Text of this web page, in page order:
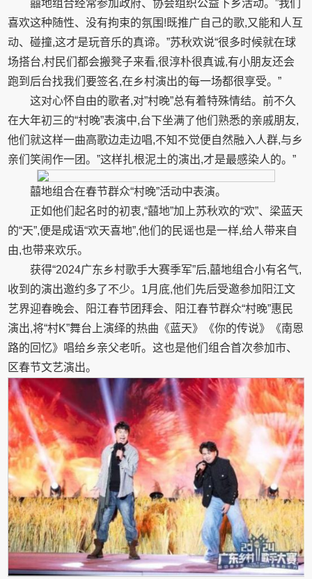
囍地组合经常参加政府、协会组织公益下乡活动。”我们
喜欢这种随性、没有拘束的氛围!既推广自己的歌,又能和人互
动、碰撞,这才是玩音乐的真谛。”苏秋欢说“很多时候就在球
场搭台,村民们都会搬凳子来看,很淳朴很真诚,有小朋友还会
跑到后台找我们要签名,在乡村演出的每一场都很享受。”
这对心怀自由的歌者,对”村晚”总有着特殊情结。前不久
在大年初三的“村晚”表演中,台下坐满了他们熟悉的亲戚朋友,
他们就这样一曲高歌边走边唱,不知不觉便自然融入人群,与乡
亲们笑闹作一团。”这样扎根泥土的演出,才是最感染人的。”
囍地组合在春节群众“村晚”活动中表演。
正如他们起名时的初衷,“囍地”加上苏秋欢的“欢”、梁蓝天
的“天”,便是成语“欢天喜地”,他们的民谣也是一样,给人带来自
由,也带来欢乐。
获得“2024广东乡村歌手大赛季军”后,囍地组合小有名气,
收到的演出邀约多了不少。1月底,他们先后受邀参加阳江文
艺界迎春晚会、阳江春节团拜会、阳江春节群众“村晚”惠民
演出,将“村K”舞台上演绎的热曲《蓝天》《你的传说》《南恩
路的回忆》唱给乡亲父老听。这也是他们组合首次参加市、
区春节文艺演出。